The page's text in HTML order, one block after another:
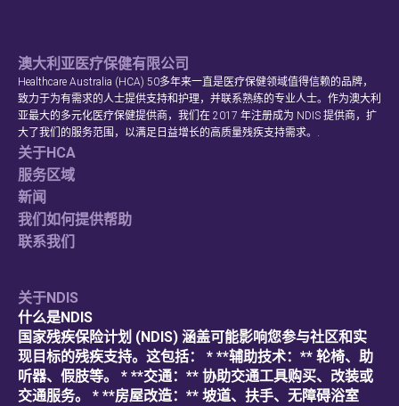
澳大利亚医疗保健有限公司
Healthcare Australia (HCA) 50多年来一直是医疗保健领域值得信赖的品牌，
致力于为有需求的人士提供支持和护理，并联系熟练的专业人士。作为澳大利
亚最大的多元化医疗保健提供商，我们在 2017 年注册成为 NDIS 提供商，扩
大了我们的服务范围，以满足日益增长的高质量残疾支持需求。.
关于HCA
服务区域
新闻
我们如何提供帮助
联系我们
关于NDIS
什么是NDIS
国家残疾保险计划 (NDIS) 涵盖可能影响您参与社区和实
现目标的残疾支持。这包括： * **辅助技术：** 轮椅、助
听器、假肢等。 * **交通：** 协助交通工具购买、改装或
交通服务。 * **房屋改造：** 坡道、扶手、无障碍浴室